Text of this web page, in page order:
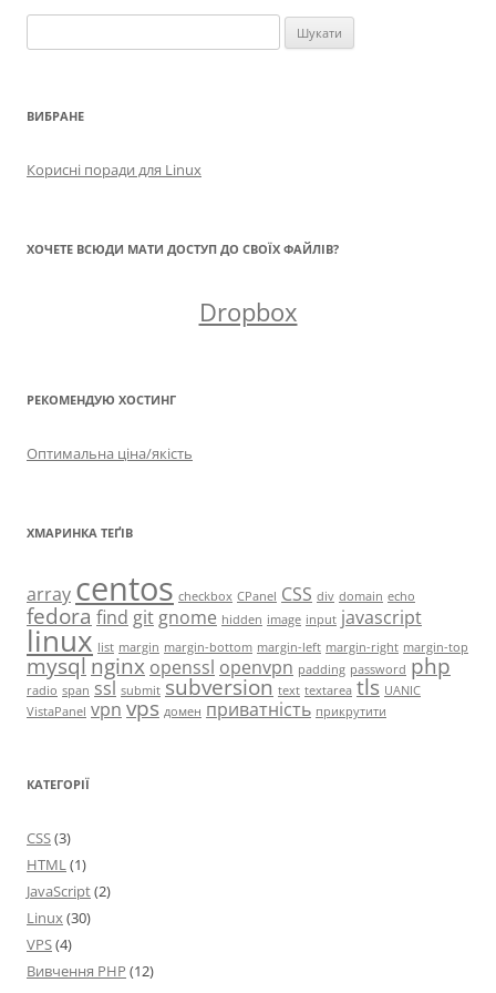
ВИБРАНЕ
Корисні поради для Linux
ХОЧЕТЕ ВСЮДИ МАТИ ДОСТУП ДО СВОЇХ ФАЙЛІВ?
Dropbox
РЕКОМЕНДУЮ ХОСТИНГ
Оптимальна ціна/якість
ХМАРИНКА ТЕҐІВ
array centos checkbox CPanel CSS div domain echo
fedora find git gnome hidden image input javascript
linux list margin margin-bottom margin-left margin-right margin-top
mysqlnginx openssl openvpn padding password php
radio span ssl submit subversion text textarea tls UANIC
VistaPanel vpn vps домен приватність прикрутити
КАТЕГОРІЇ
CSS(3)
HTML(1)
JavaScript(2)
Linux(30)
VPS(4)
Вивчення PHP (12)